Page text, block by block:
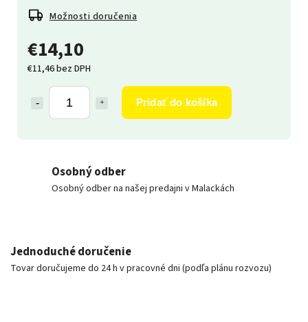
€14,10
€11,46 bez DPH
Pridať do košíka
Možnosti doručenia
Osobný odber
Osobný odber na našej predajni v Malackách
Jednoduché doručenie
Tovar doručujeme do 24 h v pracovné dni (podľa plánu rozvozu)